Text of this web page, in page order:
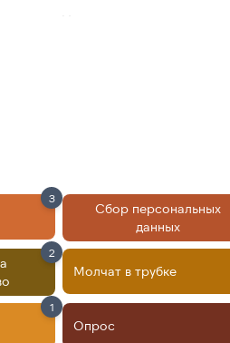
3
Сбор персональных
данных
2
Молчат в трубке
1
Опрос